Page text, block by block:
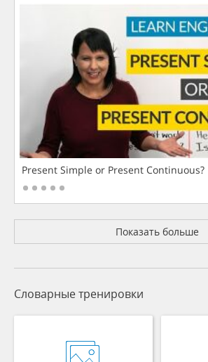
Present Simple or Present Continuous?
Показать больше
Словарные тренировки